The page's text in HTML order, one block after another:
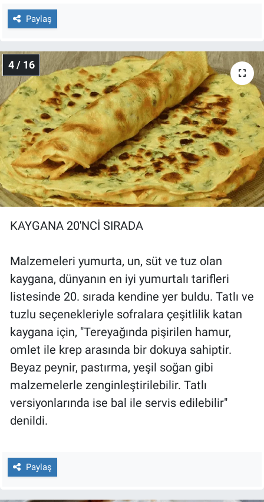
Paylaş
4 / 16
KAYGANA 20'NCİ SIRADA
Malzemeleri yumurta, un, süt ve tuz olan
kaygana, dünyanın en iyi yumurtalı tarifleri
listesinde 20. sırada kendine yer buldu. Tatlı ve
tuzlu seçenekleriyle sofralara çeşitlilik katan
kaygana için, "Tereyağında pişirilen hamur,
omlet ile krep arasında bir dokuya sahiptir.
Beyaz peynir, pastırma, yeşil soğan gibi
malzemelerle zenginleştirilebilir. Tatlı
versiyonlarında ise bal ile servis edilebilir"
denildi.
Paylaş